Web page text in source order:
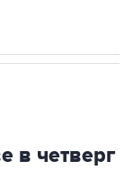
в четверг